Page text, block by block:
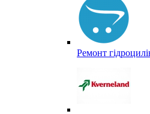
Ремонт